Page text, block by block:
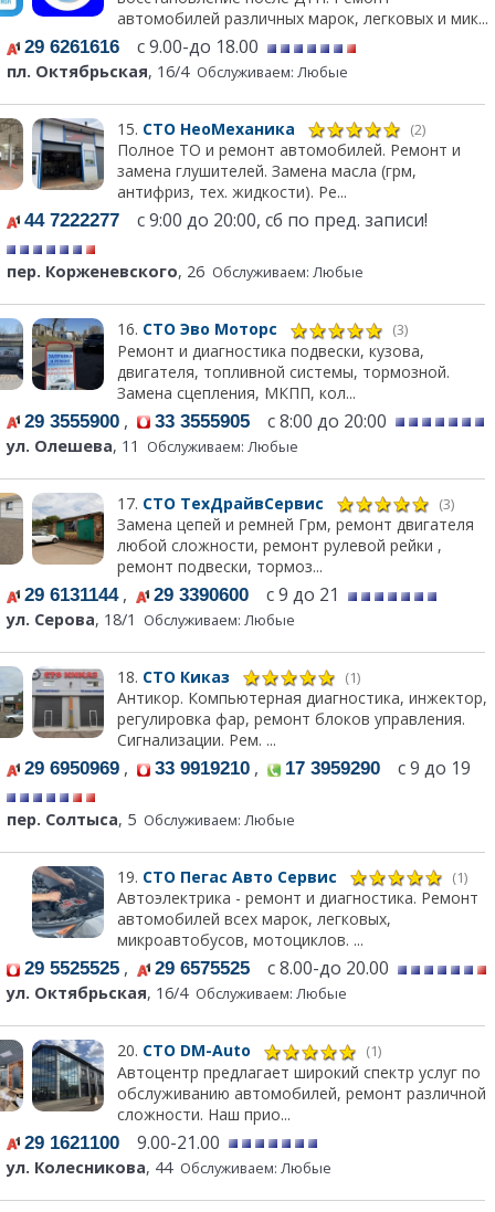
автомобилей различных марок, легковых и мик...
29 6261616 с 9.00-до 18.00
пл. Октябрьская, 16/4 Обслуживаем: Любые
15. СТО НеоМеханика (2)
Полное ТО и ремонт автомобилей. Ремонт и
замена глушителей. Замена масла (грм,
антифриз, тех. жидкости). Ре...
44 7222277 с 9:00 до 20:00, сб по пред. записи!
пер. Корженевского, 26 Обслуживаем: Любые
16. СТО Эво Моторс (3)
Ремонт и диагностика подвески, кузова,
двигателя, топливной системы, тормозной.
Замена сцепления, МКПП, кол...
29 3555900 , 33 3555905 с 8:00 до 20:00
ул. Олешева, 11 Обслуживаем: Любые
17. СТО ТехДрайвСервис (3)
Замена цепей и ремней Грм, ремонт двигателя
любой сложности, ремонт рулевой рейки ,
ремонт подвески, тормоз...
29 6131144, 29 3390600 с 9 до 21
ул. Серова, 18/1 Обслуживаем: Любые
18. СТО Киказ (1)
Антикор. Компьютерная диагностика, инжектор,
регулировка фар, ремонт блоков управления.
Сигнализации. Рем. ...
29 6950969 , 33 9919210 , 17 3959290 с 9 до 19
пер. Солтыса, 5 Обслуживаем: Любые
19. СТО Пегас Авто Сервис (1)
Автоэлектрика - ремонт и диагностика. Ремонт
автомобилей всех марок, легковых,
микроавтобусов, мотоциклов. ...
29 5525525 , 29 6575525 с 8.00-до 20.00
ул. Октябрьская, 16/4 Обслуживаем: Любые
20. СТО DM-Auto (1)
Автоцентр предлагает широкий спектр услуг по
обслуживанию автомобилей, ремонт различной
сложности. Наш прио...
29 1621100 9.00-21.00
ул. Колесникова, 44 Обслуживаем: Любые